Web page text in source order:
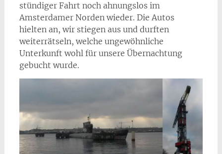
stündiger Fahrt noch ahnungslos im
Amsterdamer Norden wieder. Die Autos
hielten an, wir stiegen aus und durften
weiterrätseln, welche ungewöhnliche
Unterkunft wohl für unsere Übernachtung
gebucht wurde.